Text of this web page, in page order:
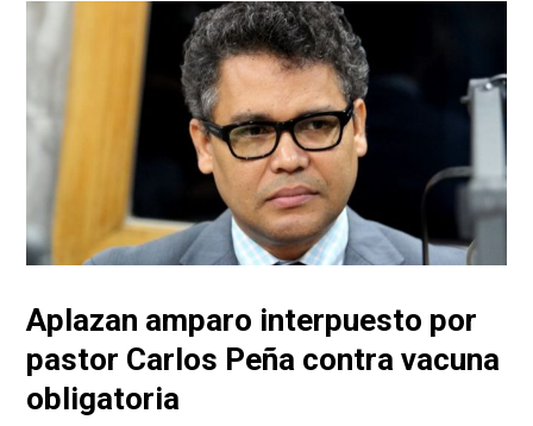
Aplazan amparo interpuesto por
pastor Carlos Peña contra vacuna
obligatoria